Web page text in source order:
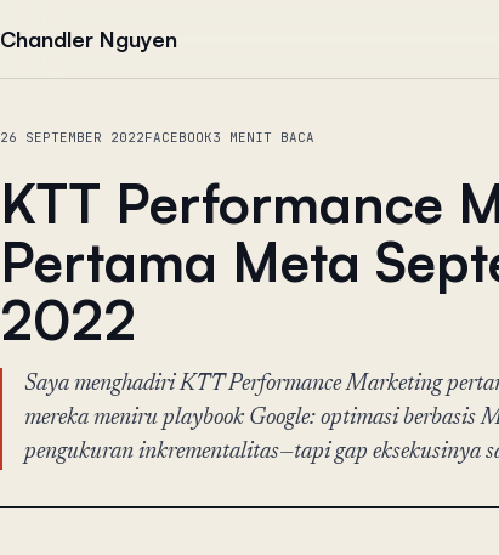
Chandler Nguyen
26 SEPTEMBER 2022FACEBOOK3 MENIT BACA
KTT Performance
Pertama Meta
2022
Saya menghadiri KTT Performance Marketing
mereka meniru playbook Google: optimasi berbasis
pengukuran inkrementalitas—tapi gap eksekusinya